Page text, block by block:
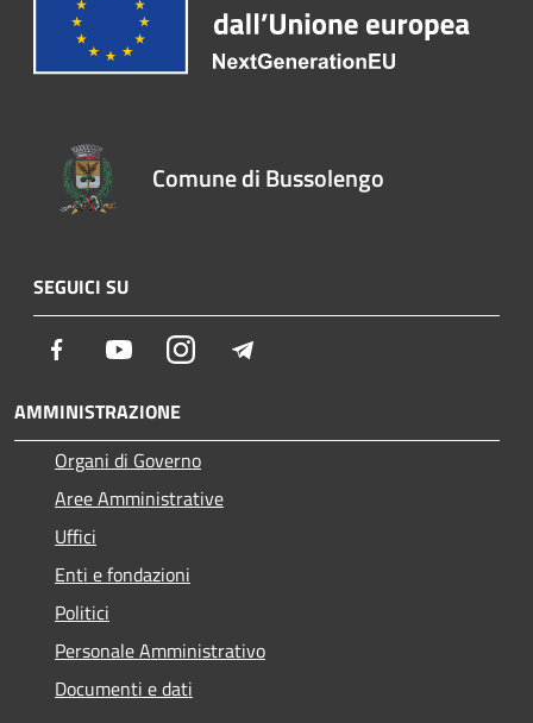
Comune di Bussolengo
SEGUICI SU
Facebook YoutubeInstagram
AMMINISTRAZIONE
Organi di Governo
Aree Amministrative
Uffici
Enti e fondazioni
Politici
Personale Amministrativo
Documenti e dati